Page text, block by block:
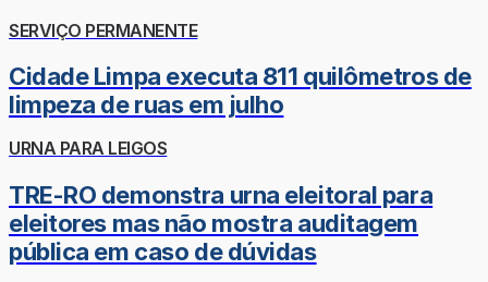
SERVIÇO PERMANENTE
Cidade Limpa executa 811 quilômetros de
limpeza de ruas em julho
URNA PARA LEIGOS
TRE-RO demonstra urna eleitoral para
eleitores mas não mostra auditagem
pública em caso de dúvidas